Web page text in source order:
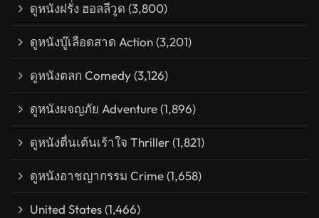
ดูหนังฝรั่ง ฮอลลีวูด (3,800)
ดูหนังบู๊เลือดสาด Action(3,201)
ดูหนังตลก Comedy(3,126)
ดูหนังผจญภัย Adventure(1,896)
ดูหนังตื่นเต้นเร้าใจ Thriller(1,821)
ดูหนังอาชญากรรม Crime(1,658)
United States(1,466)